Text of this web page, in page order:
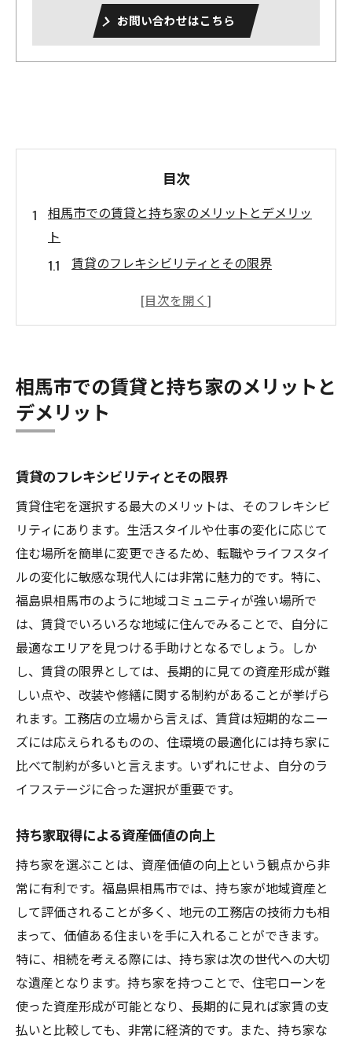
お問い合わせはこちら
目次
相馬市での賃貸と持ち家のメリットとデメリッ
ト
賃貸のフレキシビリティとその限界
持ち家取得による資産価値の向上
性
長期的視野で考える住まいの選択
住宅ローンの基本知識を学ぶ
相馬市で利用可能なローンの種類
金利タイプと返済計画の検証
工務店が推奨するローン選びのポイント
住宅ローンと相続の関係性
専門家に相談するメリット
相続を見据えた相馬市の住まいの選択肢とは
相続税と持ち家の関係性
賃貸と持ち家の相続時の利点
相続を視野に入れた資産管理
工務店と相談する相続対策
相続時における地域性の影響
将来の世代への家づくりの提案
コスト面から見る賃貸と持ち家の比較
住まいの自由度と拘束感の違い
将来的な資産形成の観点からの選択
相馬市の地域特性に合った住まい
生活スタイルの変化に対応する工夫
地域工務店の視点からのアドバイス
相馬市での持ち家取得のための工務店のアドバ
イス
相馬市での賃貸と持ち家のメリットと
デメリット
賃貸のフレキシビリティとその限界
賃貸住宅を選択する最大のメリットは、そのフレキシビ
リティにあります。生活スタイルや仕事の変化に応じて
住む場所を簡単に変更できるため、転職やライフスタイ
ルの変化に敏感な現代人には非常に魅力的です。特に、
福島県相馬市のように地域コミュニティが強い場所で
は、賃貸でいろいろな地域に住んでみることで、自分に
最適なエリアを見つける手助けとなるでしょう。しか
し、賃貸の限界としては、長期的に見ての資産形成が難
しい点や、改装や修繕に関する制約があることが挙げら
れます。工務店の立場から言えば、賃貸は短期的なニー
ズには応えられるものの、住環境の最適化には持ち家に
比べて制約が多いと言えます。いずれにせよ、自分のラ
イフステージに合った選択が重要です。
持ち家取得による資産価値の向上
持ち家を選ぶことは、資産価値の向上という観点から非
常に有利です。福島県相馬市では、持ち家が地域資産と
して評価されることが多く、地元の工務店の技術力も相
まって、価値ある住まいを手に入れることができます。
特に、相続を考える際には、持ち家は次の世代への大切
な遺産となります。持ち家を持つことで、住宅ローンを
使った資産形成が可能となり、長期的に見れば家賃の支
払いと比較しても、非常に経済的です。また、持ち家な